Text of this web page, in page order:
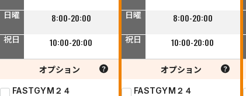
日曜 8:00-20:00
祝日 10:00-20:00
オプション
FASTGYM２４
日曜 8:00-20:00
祝日 10:00-20:00
オプション
FASTGYM２４